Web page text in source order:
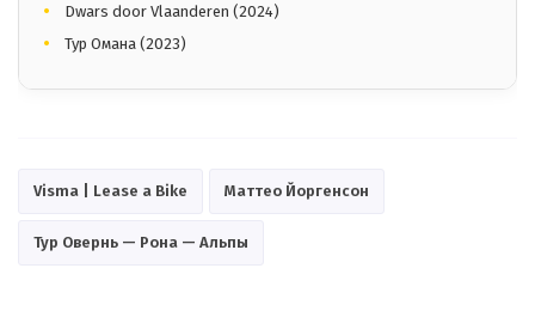
Dwars door Vlaanderen (2024)
Тур Омана (2023)
Visma | Lease a Bike Маттео Йоргенсон
Тур Овернь — Рона — Альпы